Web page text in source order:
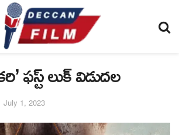
ఫస్ట్ లుక్ విడుదల
July 1, 2023